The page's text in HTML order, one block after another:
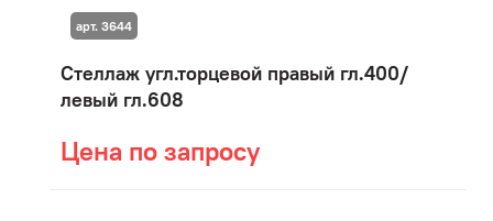
Стеллаж угл.торцевой правый гл.400/
левый гл.608
Цена по запросу
арт. 3644